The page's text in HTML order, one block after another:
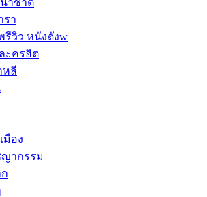
าชาติ
รา
รีวิว หนังดังw
ะครฮิต
หลี
มือง
ากรรม